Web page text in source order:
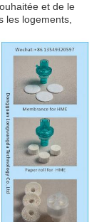
et de le
les logements,